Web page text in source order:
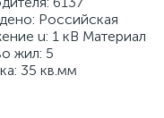
Российская
u: 1 кВ Материал
жил: 5
35 кв.мм